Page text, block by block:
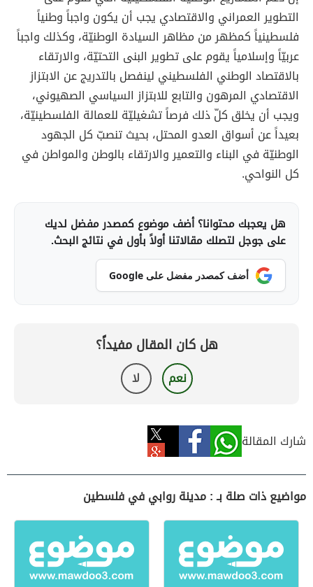
التطوير العمراني والاقتصادي يجب أن يكون واجباً وطنياً
فلسطينياً كمظهر من مظاهر السيادة الوطنيّة، وكذلك واجباً
عربيّاً وإسلامياً يقوم على تطوير البنى التحتيّة، والارتقاء
بالاقتصاد الوطني الفلسطيني لينفصل بالتدريج عن الابتزاز
الاقتصادي المرهون والتابع للابتزاز السياسي الصهيوني،
ويجب أن يخلق كلّ ذلك فرصاً تشغيليّة للعمالة الفلسطينيّة،
بعيداً عن أسواق العدو المحتل، بحيث تنصبّ كل الجهود
الوطنيّة في البناء والتعمير والارتقاء بالوطن والمواطن في
كل النواحي.
هل يعجبك محتوانا؟ أضف موضوع كمصدر مفضل لديك
على جوجل لتصلك مقالاتنا أولاً بأول في نتائج البحث.
أضف كمصدر مفضل على Google
هل كان المقال مفيداً؟
نعم لا
شارك المقالة
مواضيع ذات صلة بـ : مدينة روابي في فلسطين